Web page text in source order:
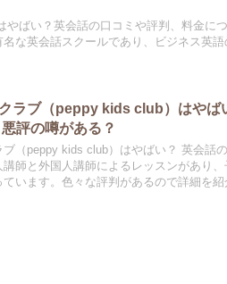
やばい？英会話の口コミや評判、料金に
名な英会話スクールであり、ビジネス英語
ラブ（peppy kids club）はやば
評の噂がある？
（peppy kids club）はやばい？ 英会話
師と外国人講師によるレッスンがあり
います。色々な評判があるので詳細を紹